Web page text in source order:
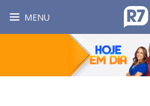
MENU